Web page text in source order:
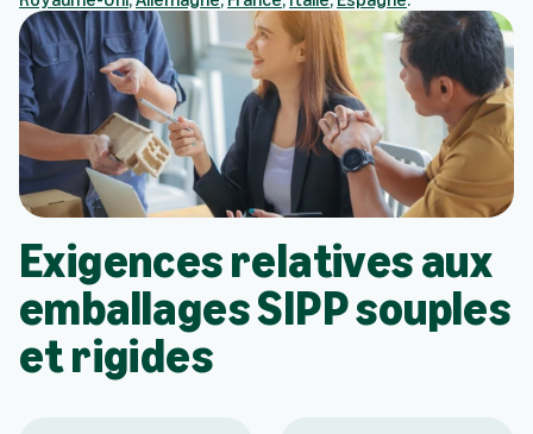
Exigences relatives aux
emballages SIPP souples
et rigides